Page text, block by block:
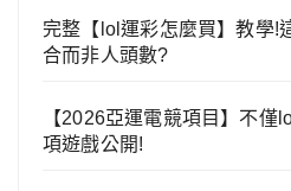
完整【lol運彩怎麼買】教學!
合而非人頭數?
【2026亞運電競項目】不僅
項遊戲公開!